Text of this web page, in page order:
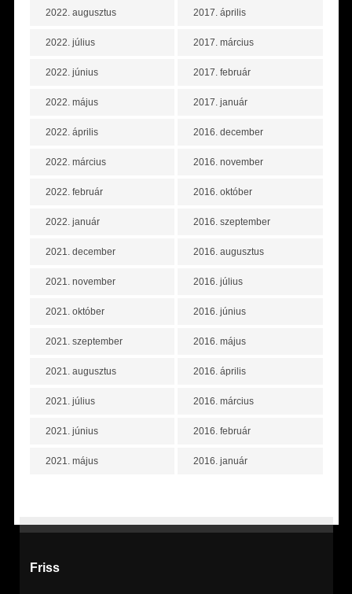
2022. augusztus
2022. július
2022. június
2022. május
2022. április
2022. március
2022. február
2022. január
2021. december
2021. november
2021. október
2021. szeptember
2021. augusztus
2021. július
2021. június
2021. május
2017. április
2017. március
2017. február
2017. január
2016. december
2016. november
2016. október
2016. szeptember
2016. augusztus
2016. július
2016. június
2016. május
2016. április
2016. március
2016. február
2016. január
Friss